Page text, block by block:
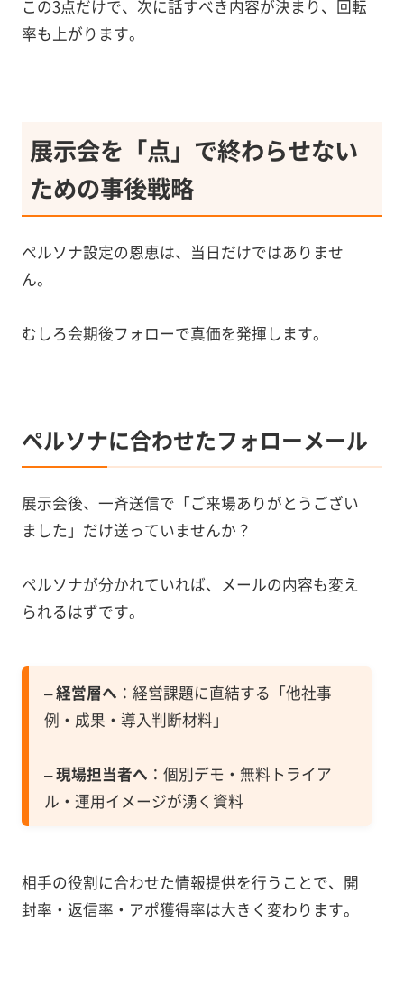
この3点だけで、次に話すべき内容が決まり、回転
率も上がります。
展示会を「点」で終わらせない
ための事後戦略
ペルソナ設定の恩恵は、当日だけではありませ
ん。
むしろ会期後フォローで真価を発揮します。
ペルソナに合わせたフォローメール
展示会後、一斉送信で「ご来場ありがとうござい
ました」だけ送っていませんか？
ペルソナが分かれていれば、メールの内容も変え
られるはずです。
–経営層へ ：経営課題に直結する「他社事
例・成果・導入判断材料」
–現場担当者へ ：個別デモ・無料トライア
ル・運用イメージが湧く資料
相手の役割に合わせた情報提供を行うことで、開
封率・返信率・アポ獲得率は大きく変わります。